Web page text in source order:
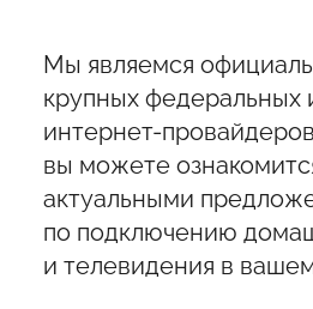
Мы являемся
крупных федеральных
интернет-
вы можете
актуальными
по подключению
и телевидения в